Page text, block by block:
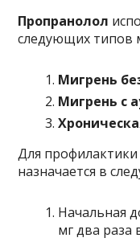
Пропранолол
следующих типов
Мигрень
Мигрень с
Для
назначается в
Начальная
мг два раза